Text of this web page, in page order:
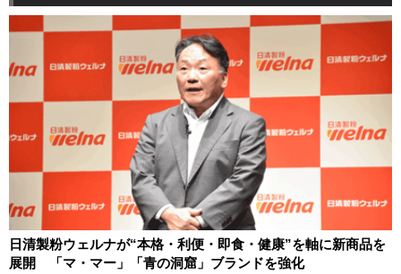
日清製粉ウェルナが“本格・利便・即食・健康”を軸に新商品を
展開 「マ・マー」「青の洞窟」ブランドを強化